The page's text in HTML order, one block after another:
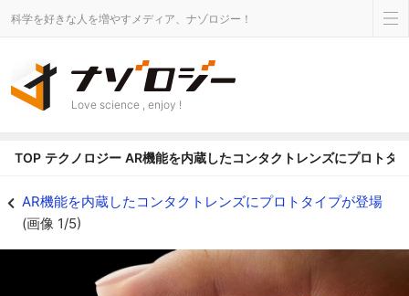
科学を好きな人を増やすメディア、ナゾロジー！
Love science , enjoy !
TOP テクノロジー AR機能を内蔵したコンタクトレンズにプロトタ
AR機能を内蔵したコンタクトレンズにプロトタイプが登場
(画像 1/5)